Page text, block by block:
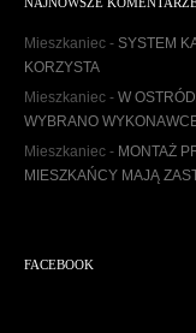
w
u
NAJNOWSZE
Mieszkaniec - SYSTEM
KORZYSTA
Mieszkaniec - W
WYBRANO
Mieszkaniec - MONTAŻ
MIESZKAŃCY MAJĄ
FACEBOOK